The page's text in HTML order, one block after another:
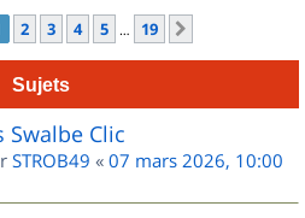
1sur
2 3 4 5 … 19
Sujets
Swalbe Clic
STROB49 « 07 mars 2026, 10:00